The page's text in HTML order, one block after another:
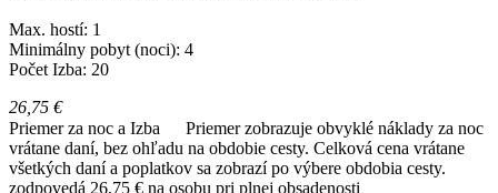
Max. hostí: 1
Minimálny pobyt (noci): 4
Počet Izba: 20
26,75 €
Priemer za noc a Izba
Priemer zobrazuje obvyklé náklady za noc
vrátane daní, bez ohľadu na obdobie cesty. Celková cena vrátane
všetkých daní a poplatkov sa zobrazí po výbere obdobia cesty.
zodpovedá 26,75 € na osobu pri plnej obsadenosti